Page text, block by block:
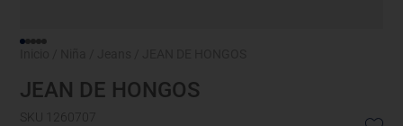
JEAN DE HONGOS
SKU 1260707